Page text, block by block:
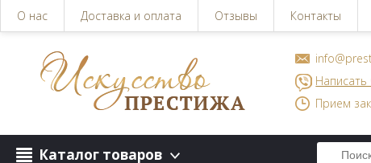
О нас Доставка и оплата Отзывы Контакты
Написать
Прием
Каталог товаров